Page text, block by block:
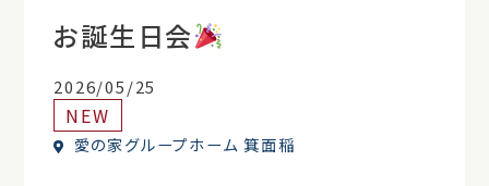
お誕生日会
2026/05/25
NEW
愛の家グループホーム 箕面稲